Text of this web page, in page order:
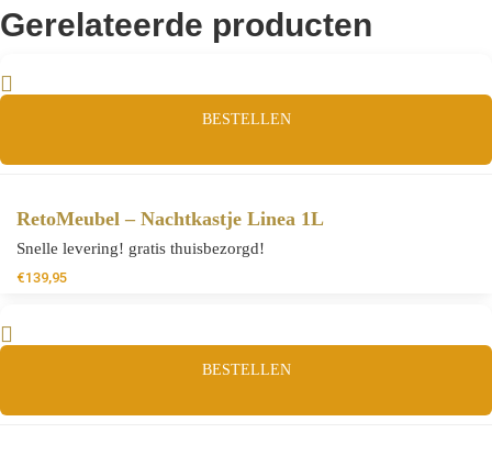
Gerelateerde producten
BESTELLEN
RetoMeubel – Nachtkastje Linea 1L
Snelle levering! gratis thuisbezorgd!
€139,95
BESTELLEN